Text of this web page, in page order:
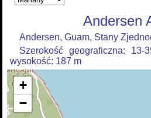
Andersen
Andersen, Guam, Stany
Szerokość geograficzna: 13-
wysokość: 187 m
+
−